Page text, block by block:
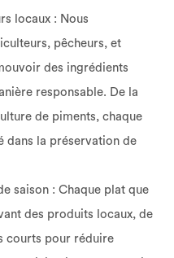
locaux : Nous
pêcheurs, et
des ingrédients
responsable. De la
de piments, chaque
dans la préservation de
saison : Chaque plat que
des produits locaux, de
courts pour réduire